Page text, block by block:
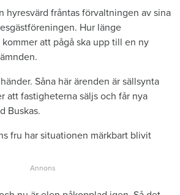
hyresvärd fråntas förvaltningen av sina
Hur länge
att pågå ska upp till en ny
Såna här ärenden är sällsynta
att fastigheterna säljs och får nya
Buskas.
fru har situationen märkbart blivit